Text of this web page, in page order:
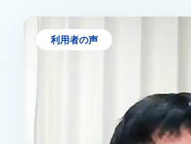
利用者の声